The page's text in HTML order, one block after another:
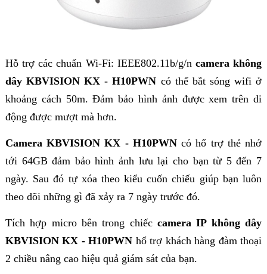
Hỗ trợ các chuẩn Wi-Fi: IEEE802.11b/g/n camera không
dây KBVISION KX - H10PWN có thể bắt sóng wifi ở
khoảng cách 50m. Đảm bảo hình ảnh được xem trên di
động được mượt mà hơn.
Camera KBVISION KX - H10PWNcó hổ trợ thẻ nhớ
tới 64GB đảm bảo hình ảnh lưu lại cho bạn từ 5 đến 7
ngày. Sau đó tự xóa theo kiểu cuốn chiếu giúp bạn luôn
theo dõi những gì đã xảy ra 7 ngày trước đó.
Tích hợp micro bên trong chiếccamera IP không dây
KBVISION KX - H10PWN hổ trợ khách hàng đàm thoại
2 chiều nâng cao hiệu quả giám sát của bạn.